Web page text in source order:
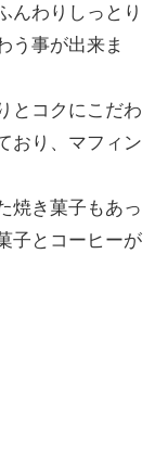
んわりしっとり
う事が出来ま
とコクにこだわ
おり、マフィン
焼き菓子もあっ
子とコーヒーが